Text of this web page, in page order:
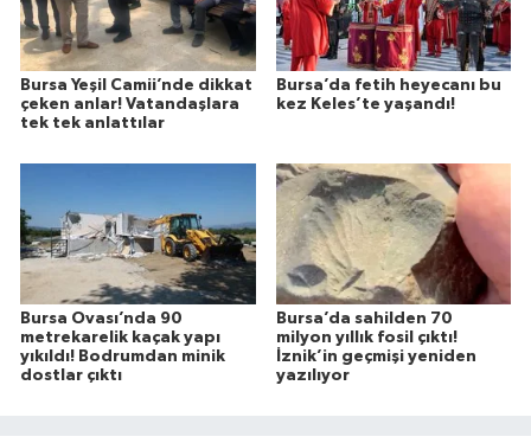
Bursa Yeşil Camii’nde dikkat
çeken anlar! Vatandaşlara
tek tek anlattılar
Bursa’da fetih heyecanı bu
kez Keles’te yaşandı!
Bursa Ovası’nda 90
metrekarelik kaçak yapı
yıkıldı! Bodrumdan minik
dostlar çıktı
Bursa’da sahilden 70
milyon yıllık fosil çıktı!
İznik’in geçmişi yeniden
yazılıyor